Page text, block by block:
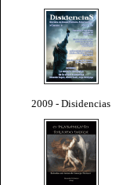
2009 - Disidencias